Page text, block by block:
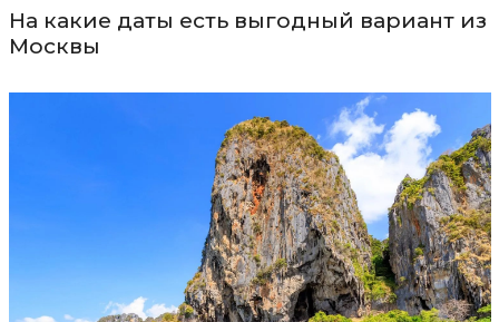
На какие даты есть выгодный вариант из
Москвы